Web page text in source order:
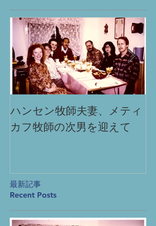
ハンセン牧師夫妻、メティ
カフ牧師の次男を迎えて
最新記事
Recent Posts